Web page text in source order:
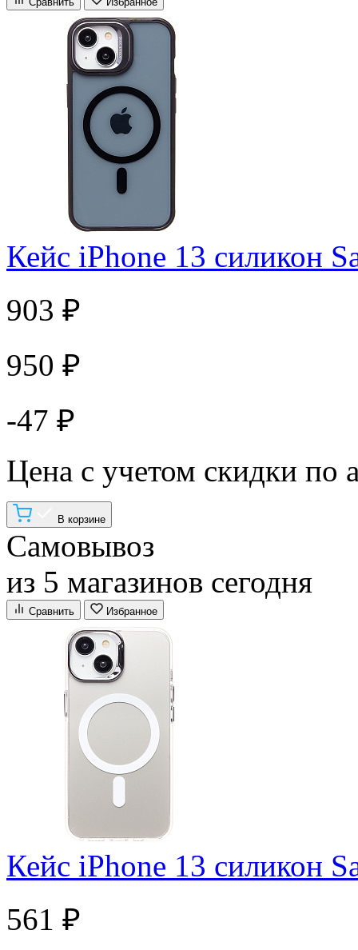
Кейс iPhone 13 силикон
903 ₽
950 ₽
-47 ₽
Цена с учетом скидки по
В корзине
Самовывоз
из 5 магазинов сегодня
Сравнить Избранное
Кейс iPhone 13 силикон
561 ₽